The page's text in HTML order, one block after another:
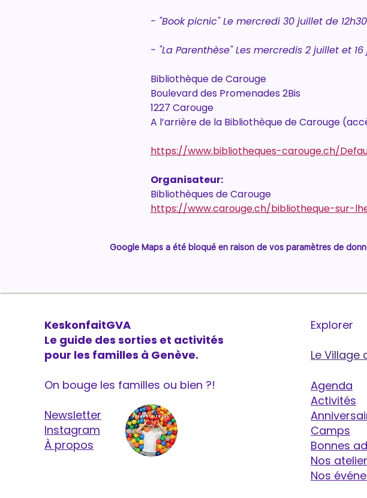
- "Book picnic" Le mercredi 30 juillet de
- "La Parenthèse" Les mercredis 2 juillet et 16
Bibliothèque de Carouge
Boulevard des Promenades 2Bis
1227 Carouge
A l’arrière de la Bibliothèque de Carouge
https://www.bibliotheques-carouge.ch/
Organisateur:
Bibliothèques de Carouge
https://www.carouge.ch/bibliotheque-sur-
Google Maps a été bloqué en raison de vos paramètres de
KeskonfaitGVA
Le guide des sorties et activités
pour les familles à Genève.
On bouge les familles ou bien ?!
Newsletter
Instagram
À propos
Explorer
Le Village
Agenda
Activités
Camps
Bonnes
Nos
Nos